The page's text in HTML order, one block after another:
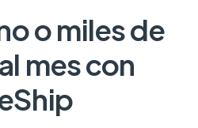
o miles de
mes con